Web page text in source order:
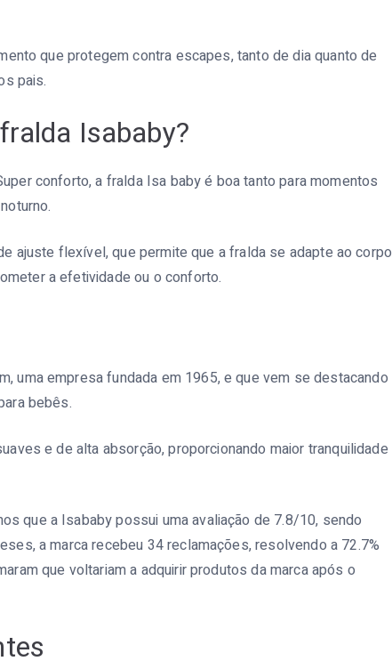
que protegem contra escapes, tanto de dia quanto de
pais.
Isababy?
conforto, a fralda Isa baby é boa tanto para momentos
ajuste flexível, que permite que a fralda se adapte ao corpo
a efetividade ou o conforto.
uma empresa fundada em 1965, e que vem se destacando
bebês.
e de alta absorção, proporcionando maior tranquilidade
que a Isababy possui uma avaliação de 7.8/10, sendo
a marca recebeu 34 reclamações, resolvendo a 72.7%
que voltariam a adquirir produtos da marca após o